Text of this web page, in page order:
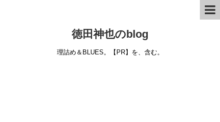
徳田神也のblog
理詰め＆BLUES。【PR】を、含む。